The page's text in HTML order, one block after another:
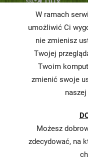
W ramach
umożliwić Ci
nie zmienisz
Twojej
Twoim
zmienić swoje
naszej
Możesz
zdecydować, na